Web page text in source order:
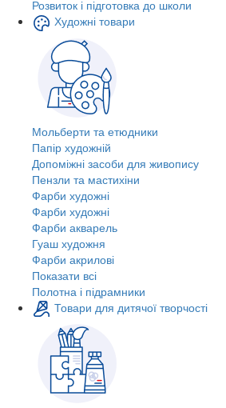
Розвиток і підготовка до школи
Художні товари
Мольберти та етюдники
Папір художній
Допоміжні засоби для живопису
Пензли та мастихіни
Фарби художні
Фарби художні
Фарби акварель
Гуаш художня
Фарби акрилові
Показати всі
Полотна і підрамники
Товари для дитячої творчості